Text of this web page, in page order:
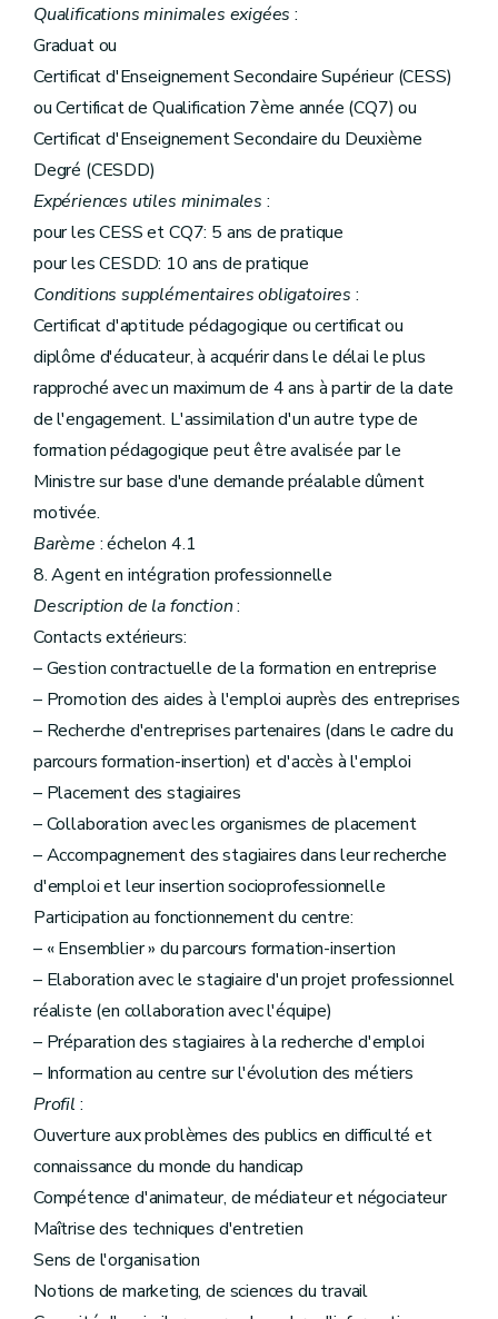
Qualifications minimales exigées :
Graduat ou
Certificat d'Enseignement Secondaire Supérieur (CESS)
ou Certificat de Qualification 7ème année (CQ7) ou
Certificat d'Enseignement Secondaire du Deuxième
Degré (CESDD)
Expériences utiles minimales :
pour les CESS et CQ7: 5 ans de pratique
pour les CESDD: 10 ans de pratique
Conditions supplémentaires obligatoires :
Certificat d'aptitude pédagogique ou certificat ou
diplôme d'éducateur, à acquérir dans le délai le plus
rapproché avec un maximum de 4 ans à partir de la date
de l'engagement. L'assimilation d'un autre type de
formation pédagogique peut être avalisée par le
Ministre sur base d'une demande préalable dûment
motivée.
Barème : échelon 4.1
8. Agent en intégration professionnelle
Description de la fonction:
Contacts extérieurs:
– Gestion contractuelle de la formation en entreprise
– Promotion des aides à l'emploi auprès des entreprises
– Recherche d'entreprises partenaires (dans le cadre du
parcours formation-insertion) et d'accès à l'emploi
– Placement des stagiaires
– Collaboration avec les organismes de placement
– Accompagnement des stagiaires dans leur recherche
d'emploi et leur insertion socioprofessionnelle
Participation au fonctionnement du centre:
– « Ensemblier » du parcours formation-insertion
– Elaboration avec le stagiaire d'un projet professionnel
réaliste (en collaboration avec l'équipe)
– Préparation des stagiaires à la recherche d'emploi
– Information au centre sur l'évolution des métiers
Profil :
Ouverture aux problèmes des publics en difficulté et
connaissance du monde du handicap
Compétence d'animateur, de médiateur et négociateur
Maîtrise des techniques d'entretien
Sens de l'organisation
Notions de marketing, de sciences du travail